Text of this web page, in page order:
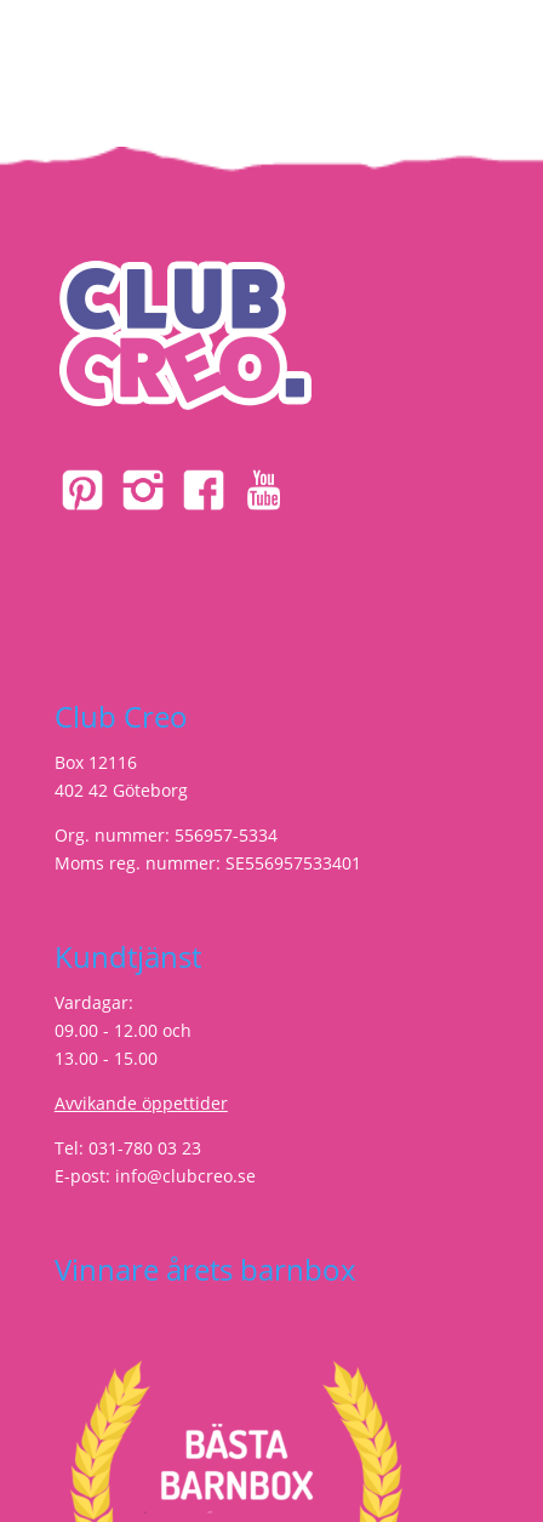
Club Creo
Box 12116
402 42 Göteborg
Org. nummer: 556957-5334
Moms reg. nummer: SE556957533401
Kundtjänst
Vardagar:
09.00 - 12.00 och
13.00 - 15.00
Avvikande öppettider
Tel: 031-780 03 23
E-post: info@clubcreo.se
Vinnare årets barnbox